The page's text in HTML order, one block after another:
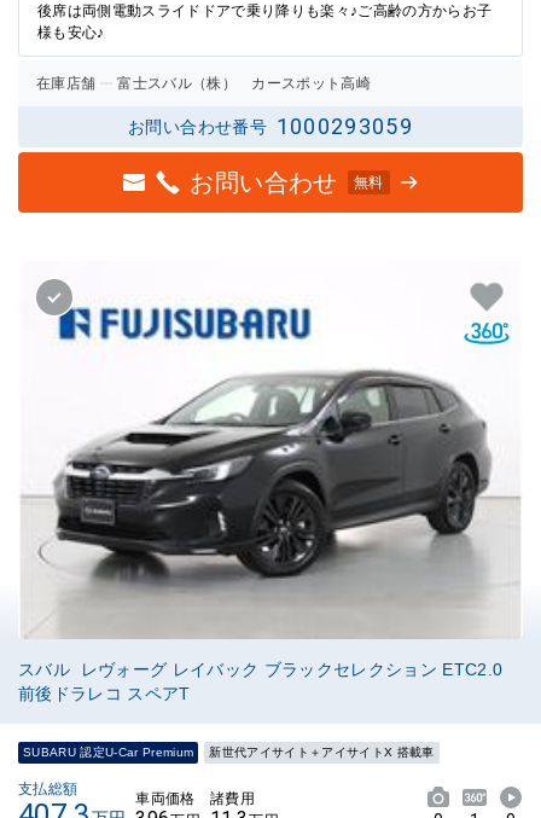
後席は両側電動スライドドアで乗り降りも楽々♪ご高齢の方からお子
様も安心♪
在庫店舗 富士スバル（株） カースポット高崎
お問い合わせ番号 1000293059
お問い合わせ 無料
スバル レヴォーグ レイバック ブラックセレクション ETC2.0
前後ドラレコ スペアT
SUBARU 認定U-Car Premium 新世代アイサイト＋アイサイトX 搭載車
支払総額
車両価格 諸費用